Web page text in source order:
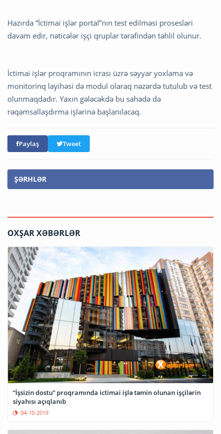
Hazırda “İctimai işlər portal”nın test edilməsi prosesləri
davam edir, nəticələr işçi qruplar tərəfindən təhlil olunur.
İctimai işlər proqramının icrası üzrə səyyar yoxlama və
monitorinq layihəsi də modul olaraq nəzərdə tutulub və test
olunmaqdadır. Yaxın gələcəkdə bu sahədə də
rəqəmsallaşdırma işlərinə başlanılacaq.
Paylaş Tweet
ŞƏRHLƏR
OXŞAR XƏBƏRLƏR
“İşsizin dostu” proqramında ictimai işlə təmin olunan işçilərin
siyahısı açıqlanıb
04-10-2019